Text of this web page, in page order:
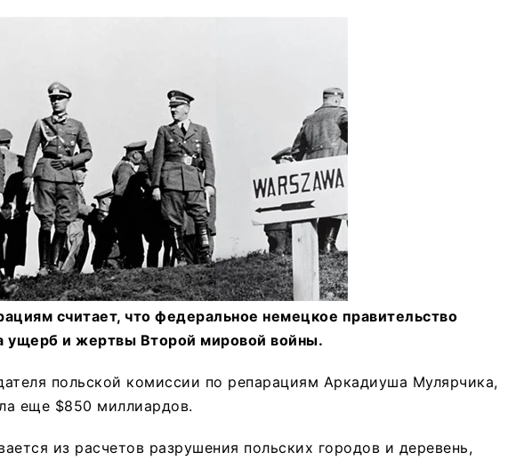
считает, что федеральное немецкое правительство
ущерб и жертвы Второй мировой войны.
польской комиссии по репарациям Аркадиуша Мулярчика,
еще $850 миллиардов.
из расчетов разрушения польских городов и деревень,